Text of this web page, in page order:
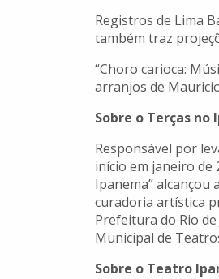
Registros de Lima
também traz
“Choro carioca:
arranjos de
Sobre o Terças no
Responsável por
início em janeiro de
Ipanema” alcançou
curadoria artística
Prefeitura do Rio
Municipal de
Sobre o Teatro